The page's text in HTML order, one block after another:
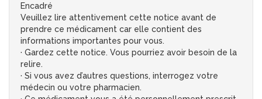
Encadré
Veuillez lire attentivement cette notice avant de
prendre ce médicament car elle contient des
informations importantes pour vous.
· Gardez cette notice. Vous pourriez avoir besoin de la
relire.
· Si vous avez d’autres questions, interrogez votre
médecin ou votre pharmacien.